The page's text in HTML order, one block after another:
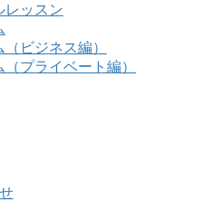
レッスン
ビジネス編）
プライベート編）